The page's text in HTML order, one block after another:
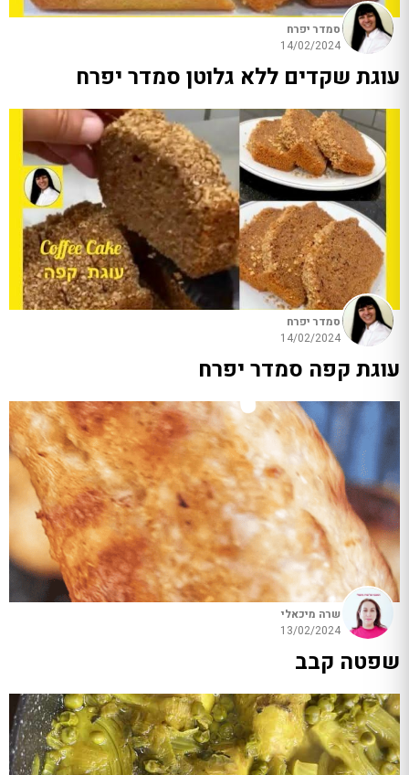
סמדר יפרח
14/02/2024
עוגת שקדים ללא גלוטן סמדר יפרח
סמדר יפרח
14/02/2024
עוגת קפה סמדר יפרח
שרה מיכאלי
13/02/2024
שפטה קבב